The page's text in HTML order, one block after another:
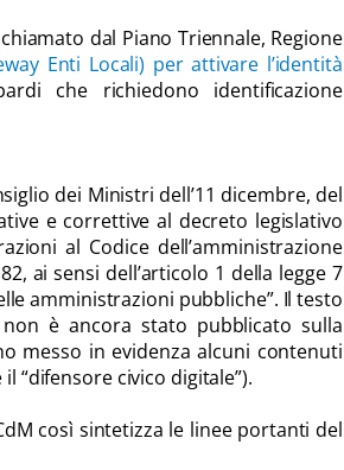
dal Piano Triennale, Regione
Enti Locali) per attivare l’identità
che richiedono identificazione
dei Ministri dell’11 dicembre, del
e correttive al decreto legislativo
al Codice dell’amministrazione
ai sensi dell’articolo 1 della legge 7
amministrazioni pubbliche”. Il testo
è ancora stato pubblicato sulla
messo in evidenza alcuni contenuti
“difensore civico digitale”).
così sintetizza le linee portanti del